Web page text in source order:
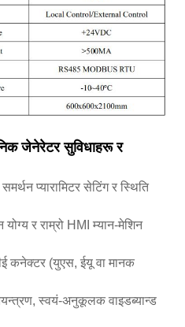
जेनेरेटर सुविधाहरू र
प्यारामिटर सेटिंग र स्थिति
र राम्रो HMI म्यान-मेशिन
कनेक्टर (युएस, ईयू वा मानक
स्वयं-अनुकूलक वाइडब्यान्ड